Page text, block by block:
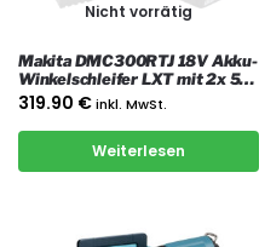
Nicht vorrätig
Makita DMC300RTJ 18V Akku-
Winkelschleifer LXT mit 2x 5
Ah Akkus, Ladegerät und Koffer
319.90 €inkl. MwSt.
Weiterlesen